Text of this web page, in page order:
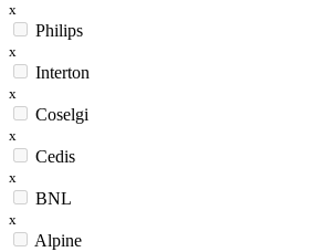
x
Philips
x
Interton
x
Coselgi
x
Cedis
x
BNL
x
Alpine